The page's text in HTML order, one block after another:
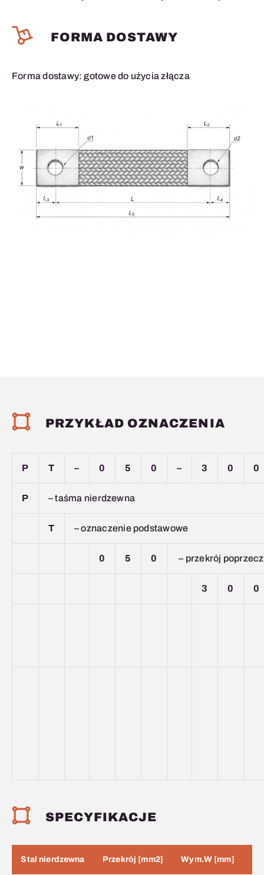
FORMA DOSTAWY
Forma dostawy: gotowe do użycia złącza
PRZYKŁAD OZNACZENIA
P T – 0 5 0 – 3 0 0
P – taśma nierdzewna
T – oznaczenie podstawowe
0 5 0 – przekrój
3 0 0
SPECYFIKACJE
Stal nierdzewna Przekrój [mm2] Wym.W [mm]